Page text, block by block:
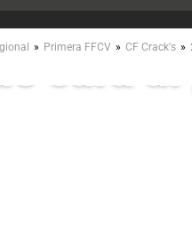
» Primera FFCV » CF Crack's »
un
cara